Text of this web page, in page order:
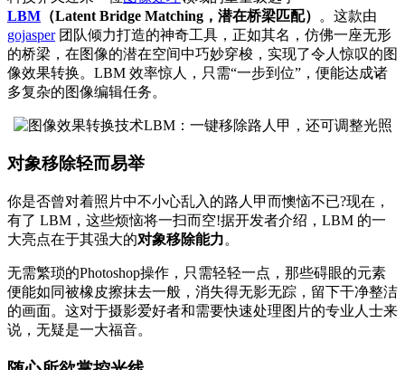
LBM （Latent Bridge Matching，潜在桥梁匹配）
。这款由
gojasper团队倾力打造的神奇工具，正如其名，仿佛一座无形
的桥梁，在图像的潜在空间中巧妙穿梭，实现了令人惊叹的图
像效果转换。LBM 效率惊人，只需“一步到位”，便能达成诸
多复杂的图像编辑任务。
对象移除轻而易举
你是否曾对着照片中不小心乱入的路人甲而懊恼不已?现在，
有了 LBM，这些烦恼将一扫而空!据开发者介绍，LBM 的一
大亮点在于其强大的对象移除能力。
无需繁琐的Photoshop操作，只需轻轻一点，那些碍眼的元素
便能如同被橡皮擦抹去一般，消失得无影无踪，留下干净整洁
的画面。这对于摄影爱好者和需要快速处理图片的专业人士来
说，无疑是一大福音。